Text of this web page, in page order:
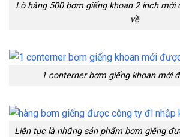
Lô hàng 500 bơm giếng khoan 2 inch
về
1 conterner bơm giếng khoan mới
Liên tục là những sản phẩm bơm giếng